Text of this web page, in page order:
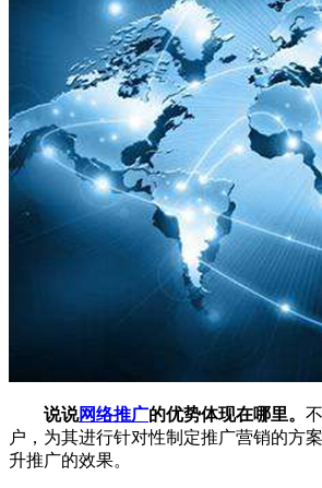
说说网络推广的优势体现在哪里。
户，为其进行针对性制定推广营销的方
升推广的效果。